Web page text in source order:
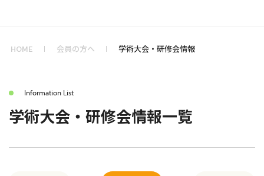
HOME 会員の方へ 学術大会・研修会情報
Information List
学術大会・研修会情報一覧